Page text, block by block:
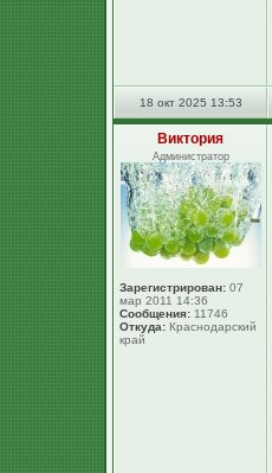
18 окт 2025 13:53
Виктория
Администратор
Зарегистрирован: 07
мар 2011 14:36
Сообщения: 11746
Откуда: Краснодарский
край